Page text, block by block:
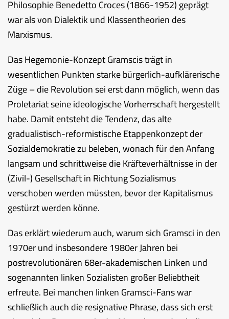
Philosophie Benedetto Croces (1866-1952) geprägt
war als von Dialektik und Klassentheorien des
Marxismus.
Das Hegemonie-Konzept Gramscis trägt in
wesentlichen Punkten starke bürgerlich-aufklärerische
Züge – die Revolution sei erst dann möglich, wenn das
Proletariat seine ideologische Vorherrschaft hergestellt
habe. Damit entsteht die Tendenz, das alte
gradualistisch-reformistische Etappenkonzept der
Sozialdemokratie zu beleben, wonach für den Anfang
langsam und schrittweise die Kräfteverhältnisse in der
(Zivil-) Gesellschaft in Richtung Sozialismus
verschoben werden müssten, bevor der Kapitalismus
gestürzt werden könne.
Das erklärt wiederum auch, warum sich Gramsci in den
1970er und insbesondere 1980er Jahren bei
postrevolutionären 68er-akademischen Linken und
sogenannten linken Sozialisten großer Beliebtheit
erfreute. Bei manchen linken Gramsci-Fans war
schließlich auch die resignative Phrase, dass sich erst